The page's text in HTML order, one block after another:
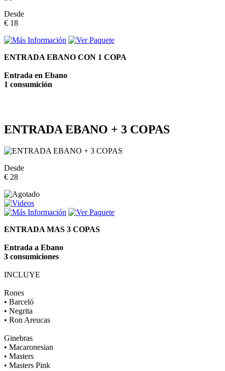
Desde
€ 18
ENTRADA EBANO CON 1 COPA
Entrada en Ebano
1 consumición
ENTRADA EBANO + 3 COPAS
Desde
€ 28
ENTRADA MAS 3 COPAS
Entrada a Ebano
3 consumiciones
INCLUYE
Rones
• Barceló
• Negrita
• Ron Areucas
Ginebras
• Macaronesian
• Masters
• Masters Pink